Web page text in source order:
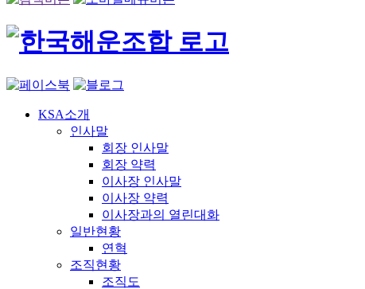
KSA소개
인사말
회장 인사말
회장 약력
이사장 인사말
이사장 약력
이사장과의 열린대화
일반현황
연혁
조직현황
조직도